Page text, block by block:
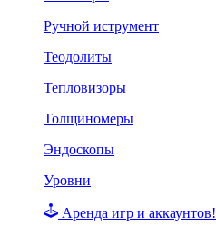
Ручной иструмент
Теодолиты
Тепловизоры
Толщиномеры
Эндоскопы
Уровни
Аренда игр и аккаунтов!